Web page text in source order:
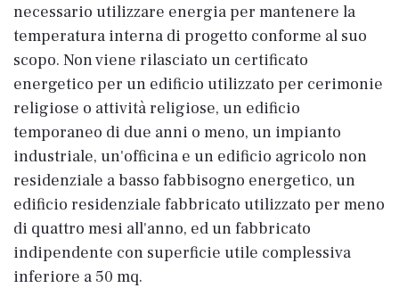
necessario utilizzare energia per mantenere la
temperatura interna di progetto conforme al suo
scopo. Non viene rilasciato un certificato
energetico per un edificio utilizzato per cerimonie
religiose o attività religiose, un edificio
temporaneo di due anni o meno, un impianto
industriale, un'officina e un edificio agricolo non
residenziale a basso fabbisogno energetico, un
edificio residenziale fabbricato utilizzato per meno
di quattro mesi all'anno, ed un fabbricato
indipendente con superficie utile complessiva
inferiore a 50 mq.